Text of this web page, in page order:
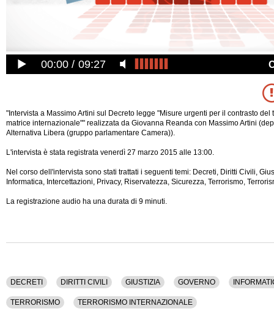
00:00 09:27
"Intervista a Massimo Artini sul Decreto legge "Misure urgenti per il contrasto del
matrice internazionale"" realizzata da Giovanna Reanda con Massimo Artini
Alternativa Libera (gruppo parlamentare Camera)).
L'intervista è stata registrata venerdì 27 marzo 2015 alle 13:00.
Nel corso dell'intervista sono stati trattati i seguenti temi: Decreti, Diritti Civili,
Informatica, Intercettazioni, Privacy, Riservatezza, Sicurezza, Terrorismo,
La registrazione audio ha una durata di 9 minuti.
DECRETI DIRITTI CIVILI GIUSTIZIA GOVERNO
TERRORISMO TERRORISMO INTERNAZIONALE